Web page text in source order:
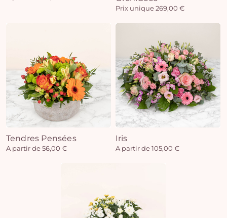
Prix unique 269,00 €
Tendres Pensées
A partir de 56,00 €
Iris
A partir de 105,00 €